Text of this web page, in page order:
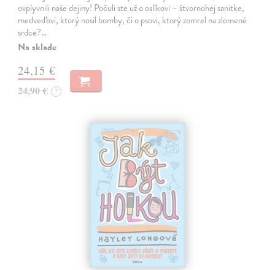
ovplyvnili naše dejiny! Počuli ste už o oslíkovi – štvornohej sanitke,
medveďovi, ktorý nosil bomby, či o psovi, ktorý zomrel na zlomené
srdce?…
Na sklade
24,15 €
24,90 € ?